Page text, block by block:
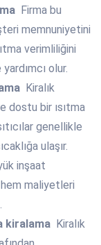
Firma bu
memnuniyetini
verimliliğini
olur.
Kiralık
dostu bir ısıtma
genellikle
ulaşır.
inşaat
hem maliyetleri
kiralama Kiralık